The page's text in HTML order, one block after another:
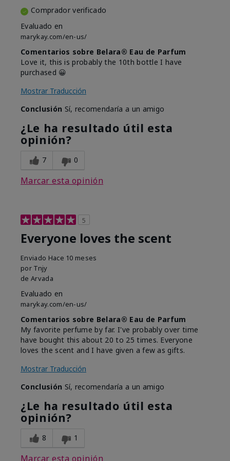
Comprador verificado
Evaluado en
marykay.com/en-us/
Comentarios sobre Belara® Eau de Parfum
Love it, this is probably the 10th bottle I have
purchased 😀
Mostrar Traducción
Conclusión Sí, recomendaría a un amigo
¿Le ha resultado útil esta
opinión?
7 0
Marcar esta opinión
5
Everyone loves the scent
Enviado Hace 10 meses
por Tnjy
de Arvada
Evaluado en
marykay.com/en-us/
Comentarios sobre Belara® Eau de Parfum
My favorite perfume by far. I've probably over time
have bought this about 20 to 25 times. Everyone
loves the scent and I have given a few as gifts.
Mostrar Traducción
Conclusión Sí, recomendaría a un amigo
¿Le ha resultado útil esta
opinión?
8 1
Marcar esta opinión